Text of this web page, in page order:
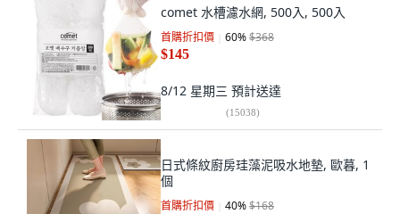
comet 水槽濾水網, 500入, 500入
首購折扣價 60%$368
$145
8/12 星期三 預計送達
(15038)
日式條紋廚房珪藻泥吸水地墊, 歐暮, 1
個
首購折扣價 40%$168